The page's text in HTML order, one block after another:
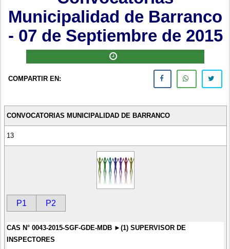
Municipalidad de Barranco
- 07 de Septiembre de 2015
COMPARTIR EN:
CONVOCATORIAS MUNICIPALIDAD DE BARRANCO
13
P1 P2
CAS N° 0043-2015-SGF-GDE-MDB ►(1) SUPERVISOR DE
INSPECTORES